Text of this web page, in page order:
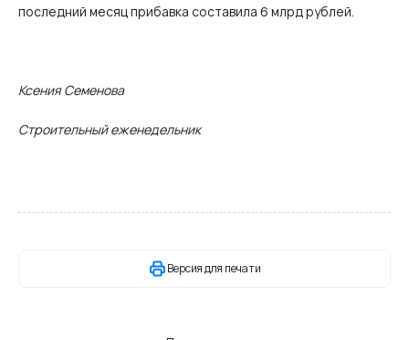
последний месяц прибавка составила 6 млрд рублей.
Ксения Семенова
Строительный еженедельник
Версия для печати